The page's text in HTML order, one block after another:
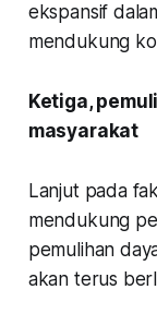
ekspansif
mendukung
Ketiga,
masyarakat
Lanjut pada
mendukung
pemulihan
akan terus